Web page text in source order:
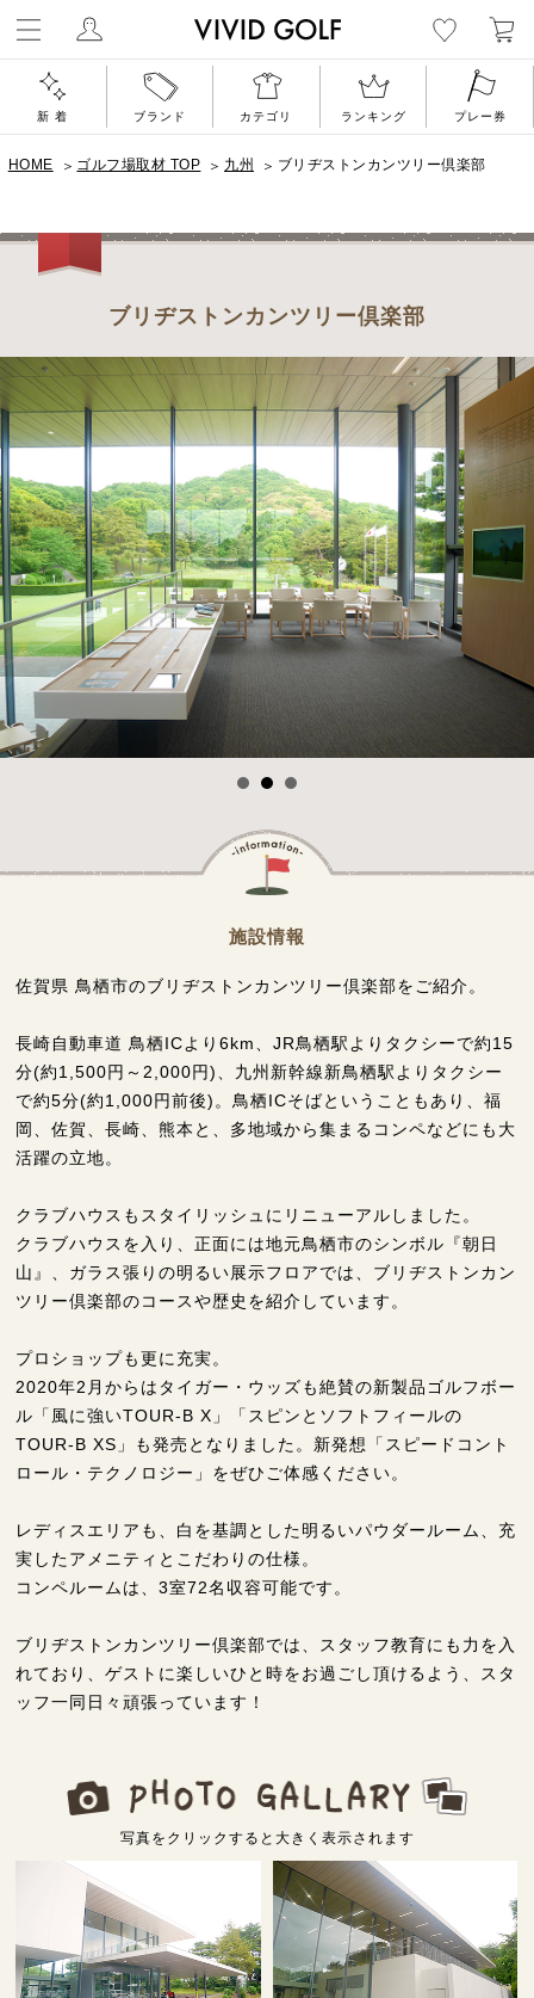
ゴルフウェア通
新 着 ブランド カテゴリ ランキング プレー券
HOME ゴルフ場取材 TOP 九州 ブリヂストンカンツリー倶楽部
ブリヂストンカンツリー倶楽部
施設情報
佐賀県 鳥栖市のブリヂストンカンツリー倶楽部をご紹介。
長崎自動車道 鳥栖ICより6km、JR鳥栖駅よりタクシーで約15
分(約1,500円～2,000円)、九州新幹線新鳥栖駅よりタクシー
で約5分(約1,000円前後)。鳥栖ICそばということもあり、福
岡、佐賀、長崎、熊本と、多地域から集まるコンペなどにも大
活躍の立地。
クラブハウスもスタイリッシュにリニューアルしました。
クラブハウスを入り、正面には地元鳥栖市のシンボル『朝日
山』、ガラス張りの明るい展示フロアでは、ブリヂストンカン
ツリー倶楽部のコースや歴史を紹介しています。
プロショップも更に充実。
2020年2月からはタイガー・ウッズも絶賛の新製品ゴルフボー
ル「風に強いTOUR-B X」「スピンとソフトフィールの
TOUR-B XS」も発売となりました。新発想「スピードコント
ロール・テクノロジー」をぜひご体感ください。
レディスエリアも、白を基調とした明るいパウダールーム、充
実したアメニティとこだわりの仕様。
コンペルームは、3室72名収容可能です。
ブリヂストンカンツリー倶楽部では、スタッフ教育にも力を入
れており、ゲストに楽しいひと時をお過ごし頂けるよう、スタ
ッフ一同日々頑張っています！
写真をクリックすると大きく表示されます